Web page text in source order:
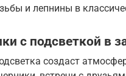
и лепнины в
с подсветкой в
создаст